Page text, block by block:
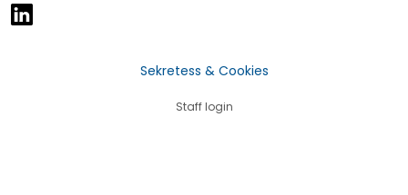
Sekretess & Cookies
Staff login